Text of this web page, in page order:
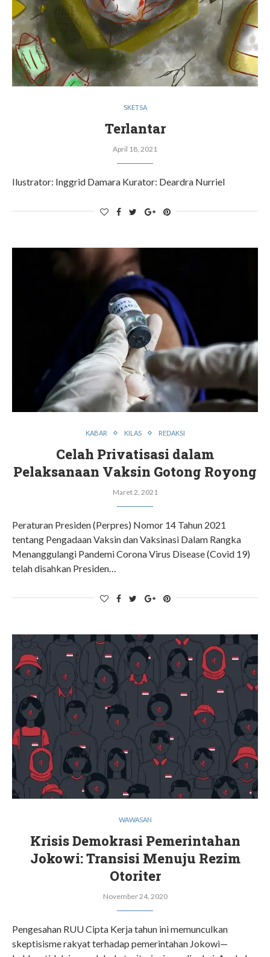
SKETSA
Terlantar
April 18, 2021
Ilustrator: Inggrid Damara Kurator: Deardra Nurriel
KABAR KILAS REDAKSI
Celah Privatisasi dalam
Pelaksanaan Vaksin Gotong Royong
Maret 2, 2021
Peraturan Presiden (Perpres) Nomor 14 Tahun 2021
tentang Pengadaan Vaksin dan Vaksinasi Dalam Rangka
Menanggulangi Pandemi Corona Virus Disease (Covid 19)
telah disahkan Presiden…
WAWASAN
Krisis Demokrasi Pemerintahan
Jokowi: Transisi Menuju Rezim
Otoriter
November 24, 2020
Pengesahan RUU Cipta Kerja tahun ini memunculkan
skeptisisme rakyat terhadap pemerintahan Jokowi—